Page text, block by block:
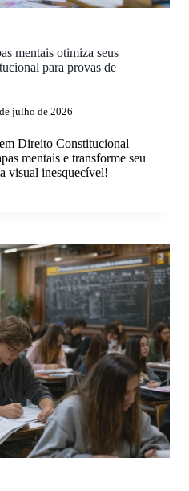
mentais otimiza seus
para provas de
julho de 2026
Direito Constitucional
mentais e transforme seu
visual inesquecível!